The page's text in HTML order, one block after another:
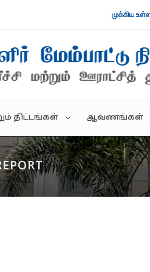
முக்கிய
திட்டங்கள்
ஊரக
ஆவணங்கள்
குடிமக்கள்